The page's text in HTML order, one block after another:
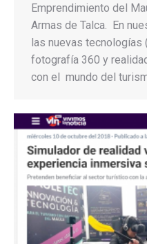
Emprendimiento del
Armas de Talca. En
las nuevas tecnologías
fotografía 360 y
con el mundo del